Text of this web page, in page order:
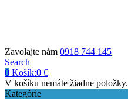
Zavolajte nám 0918 744 145
Search
0 Košík:0 €
V košíku nemáte žiadne položky.
Kategórie